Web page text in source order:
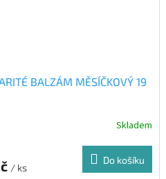
BALZÁM MĚSÍČKOVÝ 19
Skladem
/ ks
Do košíku